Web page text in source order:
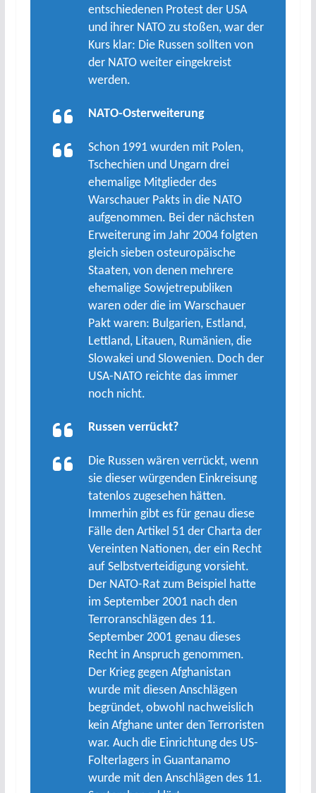
entschiedenen Protest der USA
und ihrer NATO zu stoßen, war der
Kurs klar: Die Russen sollten von
der NATO weiter eingekreist
werden.
NATO-Osterweiterung
Schon 1991 wurden mit Polen,
Tschechien und Ungarn drei
ehemalige Mitglieder des
Warschauer Pakts in die NATO
aufgenommen. Bei der nächsten
Erweiterung im Jahr 2004 folgten
gleich sieben osteuropäische
Staaten, von denen mehrere
ehemalige Sowjetrepubliken
waren oder die im Warschauer
Pakt waren: Bulgarien, Estland,
Lettland, Litauen, Rumänien, die
Slowakei und Slowenien. Doch der
USA-NATO reichte das immer
noch nicht.
Russen verrückt?
Die Russen wären verrückt, wenn
sie dieser würgenden Einkreisung
tatenlos zugesehen hätten.
Immerhin gibt es für genau diese
Fälle den Artikel 51 der Charta der
Vereinten Nationen, der ein Recht
auf Selbstverteidigung vorsieht.
Der NATO-Rat zum Beispiel hatte
im September 2001 nach den
Terroranschlägen des 11.
September 2001 genau dieses
Recht in Anspruch genommen.
Der Krieg gegen Afghanistan
wurde mit diesen Anschlägen
begründet, obwohl nachweislich
kein Afghane unter den Terroristen
war. Auch die Einrichtung des US-
Folterlagers in Guantanamo
wurde mit den Anschlägen des 11.